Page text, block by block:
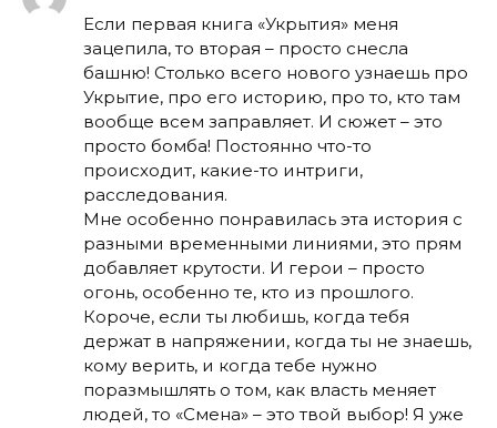
Если первая книга «Укрытия» меня
зацепила, то вторая – просто снесла
башню! Столько всего нового узнаешь про
Укрытие, про его историю, про то, кто там
вообще всем заправляет. И сюжет – это
просто бомба! Постоянно что-то
происходит, какие-то интриги,
расследования.
Мне особенно понравилась эта история с
разными временными линиями, это прям
добавляет крутости. И герои – просто
огонь, особенно те, кто из прошлого.
Короче, если ты любишь, когда тебя
держат в напряжении, когда ты не знаешь,
кому верить, и когда тебе нужно
поразмышлять о том, как власть меняет
людей, то «Смена» – это твой выбор! Я уже